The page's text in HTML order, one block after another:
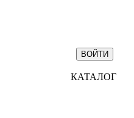
КАТАЛОГ